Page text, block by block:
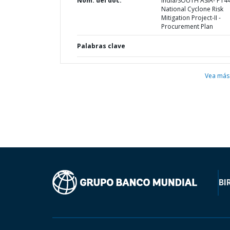
National Cyclone Risk
Mitigation Project-II -
Procurement Plan
Palabras clave
Vea más